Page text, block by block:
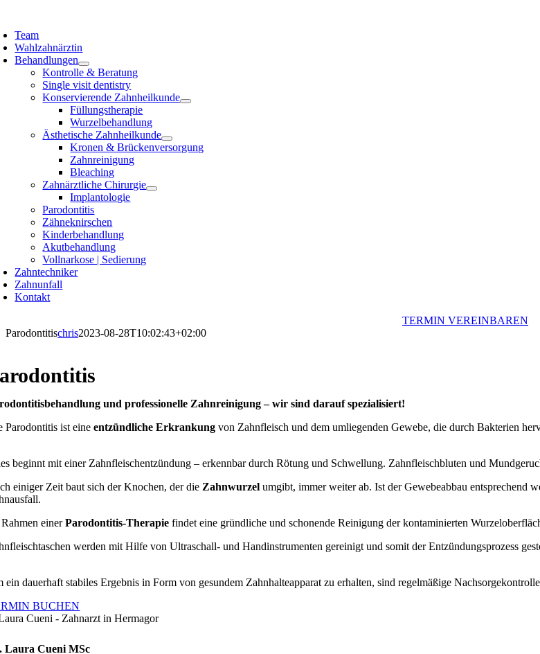
springen
Team
Wahlzahnärztin
Behandlungen
Kontrolle & Beratung
Single visit dentistry
Konservierende Zahnheilkunde
Füllungstherapie
Wurzelbehandlung
Ästhetische Zahnheilkunde
Kronen & Brückenversorgung
Zahnreinigung
Bleaching
Zahnärztliche Chirurgie
Implantologie
Parodontitis
Zähneknirschen
Kinderbehandlung
Akutbehandlung
Vollnarkose | Sedierung
Zahntechniker
Zahnunfall
Kontakt
TERMIN VEREINBAREN
Parodontitischris2023-08-28T10:02:43+02:00
und professionelle Zahnreinigung – wir sind darauf spezialisiert!
Parodontitis ist eineentzündliche Erkrankung von Zahnfleisch und dem umliegenden Gewebe, die durch Bakterien
beginnt mit einer Zahnfleischentzündung – erkennbar durch Rötung und Schwellung. Zahnfleischbluten und
einiger Zeit baut sich der Knochen, der die Zahnwurzelumgibt, immer weiter ab. Ist der Gewebeabbau entsprechend
einerParodontitis-Therapie findet eine gründliche und schonende Reinigung der kontaminierten
werden mit Hilfe von Ultraschall- und Handinstrumenten gereinigt und somit der Entzündungsprozess
ein dauerhaft stabiles Ergebnis in Form von gesundem Zahnhalteapparat zu erhalten, sind regelmäßige
BUCHEN
Laura Cueni MSc